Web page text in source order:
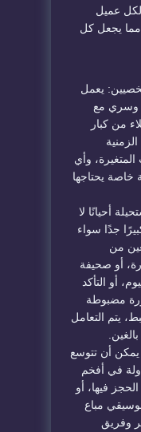
لكل عميل
يجعل كل
يعمل
وسري مع
من كبار
وأي
خاصة يحتاجها
أحيانًا لا
جدًا سواء
من
أو صحيفة
أو التأكد
مضبوطة
يتم التعامل
يمكن أن تتوسع
في أفخم
فيها، أو
مباع
وفريق